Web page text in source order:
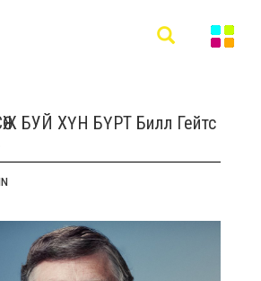
БУЙ ХҮН БҮРТ Билл Гейтс